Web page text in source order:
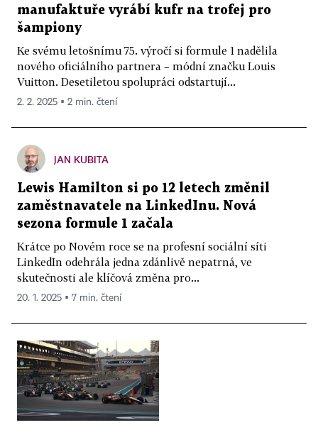
manufaktuře vyrábí kufr na trofej pro
šampiony
Ke svému letošnímu 75. výročí si formule 1 nadělila
nového oficiálního partnera – módní značku Louis
Vuitton. Desetiletou spolupráci odstartují...
2. 2. 2025 ▪ 2 min. čtení
JAN KUBITA
Lewis Hamilton si po 12 letech změnil
zaměstnavatele na LinkedInu. Nová
sezona formule 1 začala
Krátce po Novém roce se na profesní sociální síti
LinkedIn odehrála jedna zdánlivě nepatrná, ve
skutečnosti ale klíčová změna pro...
20. 1. 2025 ▪ 7 min. čtení